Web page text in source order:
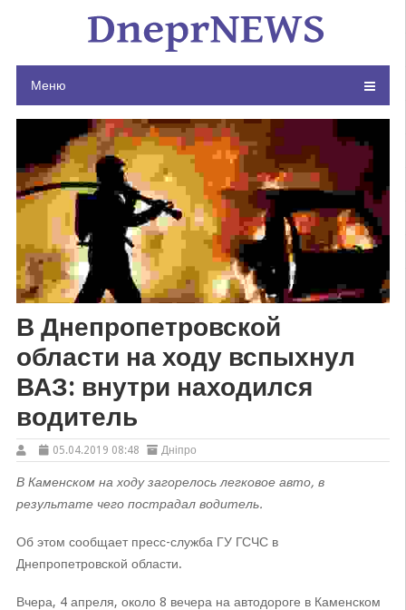
Меню
В Днепропетровской
области на ходу вспыхнул
ВАЗ: внутри находился
водитель
05.04.2019 08:48 Дніпро
В Каменском на ходу загорелось легковое авто, в
результате чего пострадал водитель.
Об этом сообщает пресс-служба ГУ ГСЧС в
Днепропетровской области.
Вчера, 4 апреля, около 8 вечера на автодороге в Каменском